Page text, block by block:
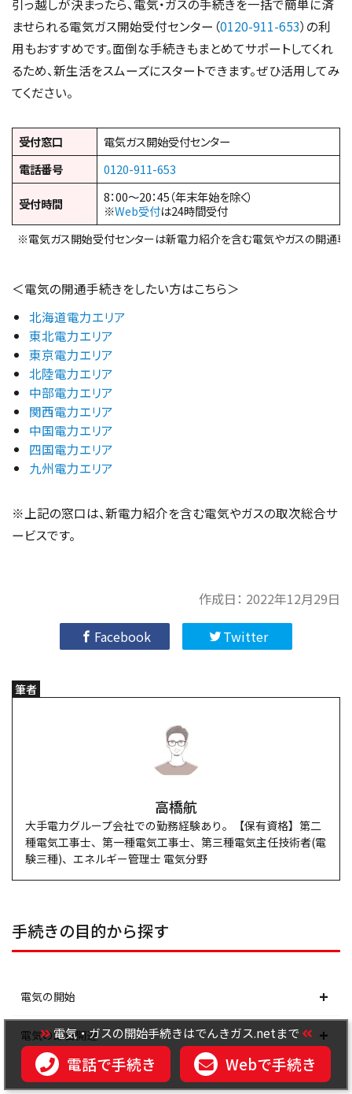
引っ越しが決まったら、電気・ガスの手続きを一括で簡単に済
ませられる電気ガス開始受付センター（0120-911-653）の利
用もおすすめです。面倒な手続きもまとめてサポートしてくれ
るため、新生活をスムーズにスタートできます。ぜひ活用してみ
てください。
受付窓口
電気ガス開始受付センター
電話番号
0120-911-653
受付時間
8：00～20：45（年末年始を除く）
※Web受付は24時間受付
※電気ガス開始受付センターは新電力紹介を含む電気やガスの開通専
＜電気の開通手続きをしたい方はこちら＞
北海道電力エリア
東北電力エリア
東京電力エリア
北陸電力エリア
中部電力エリア
関西電力エリア
中国電力エリア
四国電力エリア
九州電力エリア
※上記の窓口は、新電力紹介を含む電気やガスの取次総合サ
ービスです。
作成日： 2022年12月29日
Facebook
Twitter
筆者
高橋航
大手電力グループ会社での勤務経験あり。【保有資格】第二
種電気工事士、第一種電気工事士、第三種電気主任技術者(電
験三種)、エネルギー管理士 電気分野
手続きの目的から探す
電気の開始
北海道電力エリア
東北電力エリア
電気の即日開通
北海道電力エリア
電気の再契約
電気・ガスの開始手続きはでんきガス.netまで
電話で手続き Webで手続き